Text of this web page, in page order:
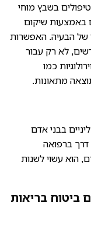
בשבץ מוחי
באמצעות שיקום
של הבעיה. האפשרות
לא רק עבור
כמו
מתאונות.
בבני אדם
דרך ברפואה
הוא עשוי לשנות
בריאות